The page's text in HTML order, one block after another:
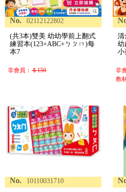
No. 02112122802
(共3本)雙美 幼幼學前上翻式
練習本(123+ABC+ㄅㄆㄇ)每
本7
非會員：＄150
清
幼
小
非
教
No. 10110031710